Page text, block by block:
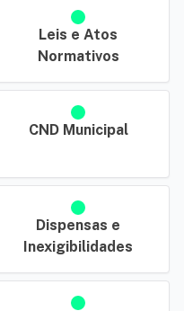
Leis e Atos
Normativos
CND Municipal
Dispensas e
Inexigibilidades